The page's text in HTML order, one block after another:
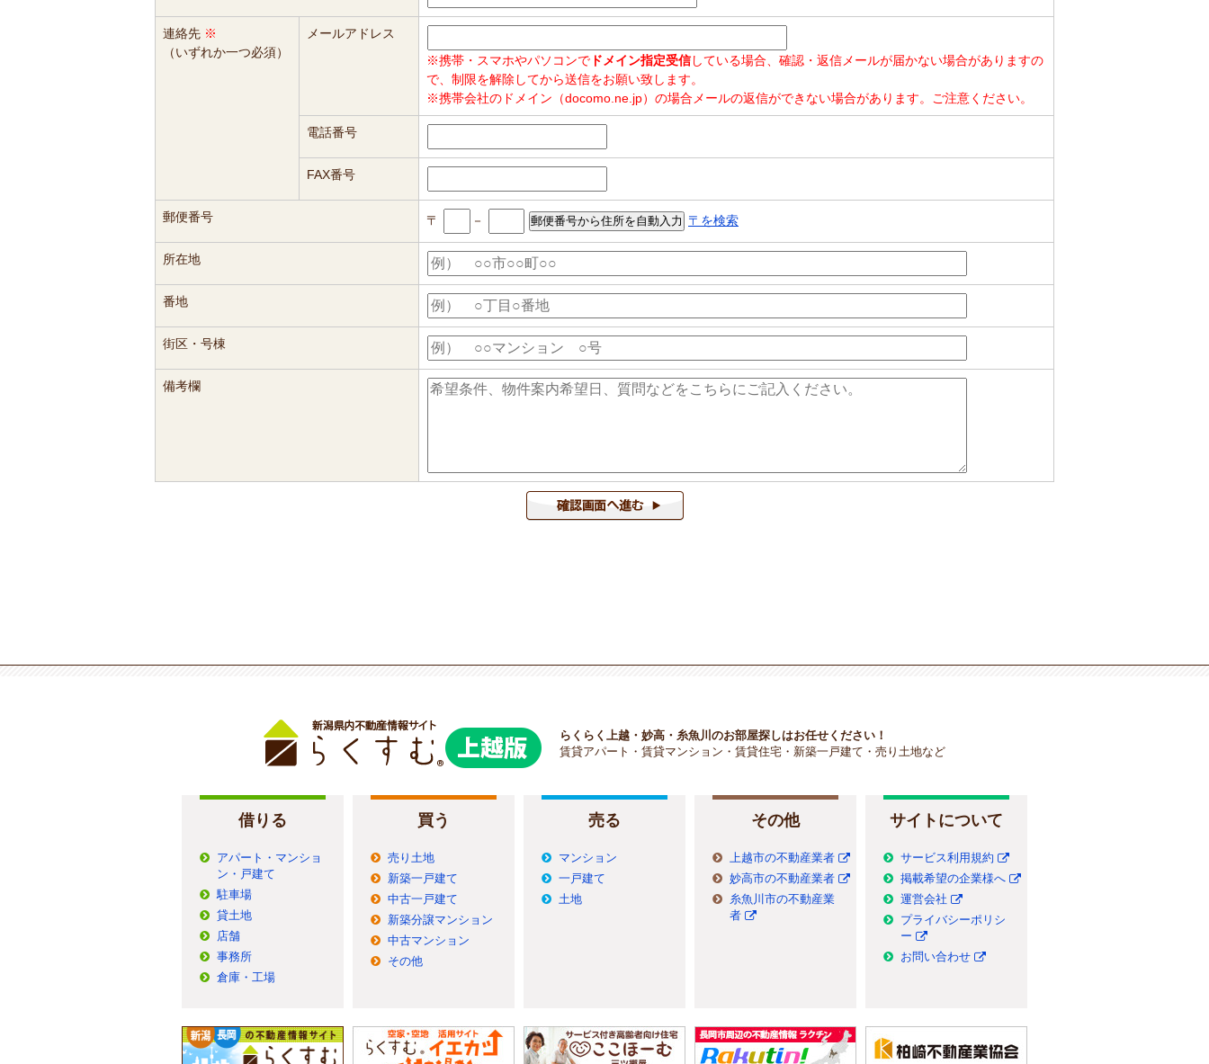
連絡先 ※
（いずれか一つ必須）
メールアドレス
※携帯・スマホやパソコンで ドメイン指定受信している場合、確認・返信メールが届かない場合がありますの
で、制限を解除してから送信をお願い致します。
※携帯会社のドメイン（docomo.ne.jp）の場合メールの返信ができない場合があります。ご注意ください。
電話番号
FAX番号
郵便番号 〒 － 〒を検索
所在地
番地
街区・号棟
備考欄
らくらく上越・妙高・糸魚川のお部屋探しはお任せください！
賃貸アパート・賃貸マンション・賃貸住宅・新築一戸建て・売り土地など
借りる
アパート・マンショ
ン・戸建て
駐車場
貸土地
店舗
事務所
倉庫・工場
買う
売り土地
新築一戸建て
中古一戸建て
新築分譲マンション
中古マンション
その他
売る
マンション
一戸建て
土地
その他
上越市の不動産業者
妙高市の不動産業者
糸魚川市の不動産業
者
サイトについて
サービス利用規約
掲載希望の企業様へ
運営会社
プライバシーポリシ
ー
お問い合わせ